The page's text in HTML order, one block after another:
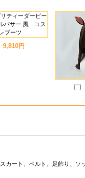
9,810円
カート、ベルト、足飾り、ソ